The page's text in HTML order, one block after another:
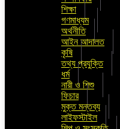
শিক্ষা
গণমাধ্যম
অর্থনীতি
আইন আদালত
কৃষি
তথ্য প্রযুক্তি
ধর্ম
নারী ও শিশু
ফিচার
মুক্ত মন্তব্য
লাইফস্টাইল